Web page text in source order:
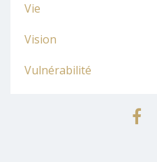
Vie
Vision
Vulnérabilité